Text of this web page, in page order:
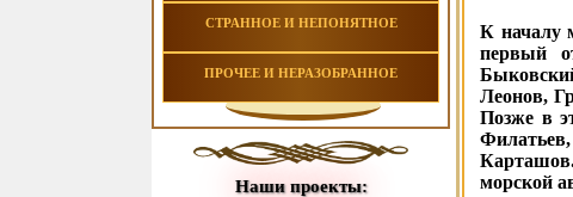
СТРАННОЕ И НЕПОНЯТНОЕ
ПРОЧЕЕ И НЕРАЗОБРАННОЕ
Наши проекты:
К началу
первый
Леонов,
Позже в
морской